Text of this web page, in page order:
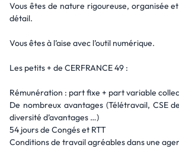
Vous êtes de nature rigoureuse, organisée
détail.
Vous êtes à l’aise avec l’outil numérique.
Les petits + de CERFRANCE 49 :
Rémunération : part fixe + part variable
De nombreux avantages (Télétravail, CSE
diversité d’avantages …)
54 jours de Congés et RTT
Conditions de travail agréables dans une